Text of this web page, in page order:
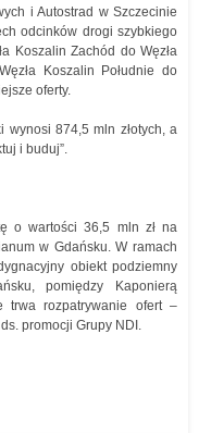
i Autostrad w Szczecinie
odcinków drogi szybkiego
Koszalin Zachód do Węzła
Koszalin Południe do
oferty.
874,5 mln złotych, a
i buduj”.
o wartości 36,5 mln zł na
w Gdańsku. W ramach
obiekt podziemny
pomiędzy Kaponierą
trwa rozpatrywanie ofert –
promocji Grupy NDI.